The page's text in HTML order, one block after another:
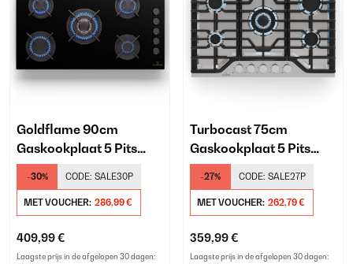
Goldflame 90cm
Gaskookplaat 5 Pits
Zwart
-30% CODE: SALE30P
MET VOUCHER: 286,99 €
409,99 €
Laagste prijs in de afgelopen 30 dagen:
Turbocast 75cm
Gaskookplaat 5 Pits
Zilver
-27% CODE: SALE27P
MET VOUCHER: 262,79 €
359,99 €
Laagste prijs in de afgelopen 30 dagen: